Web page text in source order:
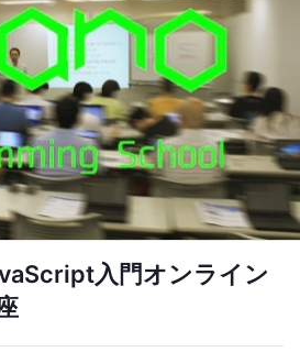
入門オンライン